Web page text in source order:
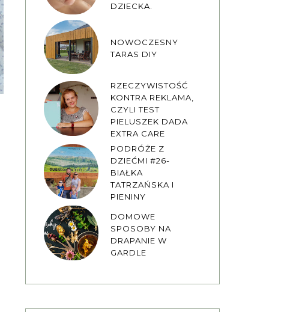
DZIECKA.
NOWOCZESNY
TARAS DIY
RZECZYWISTOŚĆ
KONTRA REKLAMA,
CZYLI TEST
PIELUSZEK DADA
EXTRA CARE
PODRÓŻE Z
DZIEĆMI #26-
BIAŁKA
TATRZAŃSKA I
PIENINY
DOMOWE
SPOSOBY NA
DRAPANIE W
GARDLE